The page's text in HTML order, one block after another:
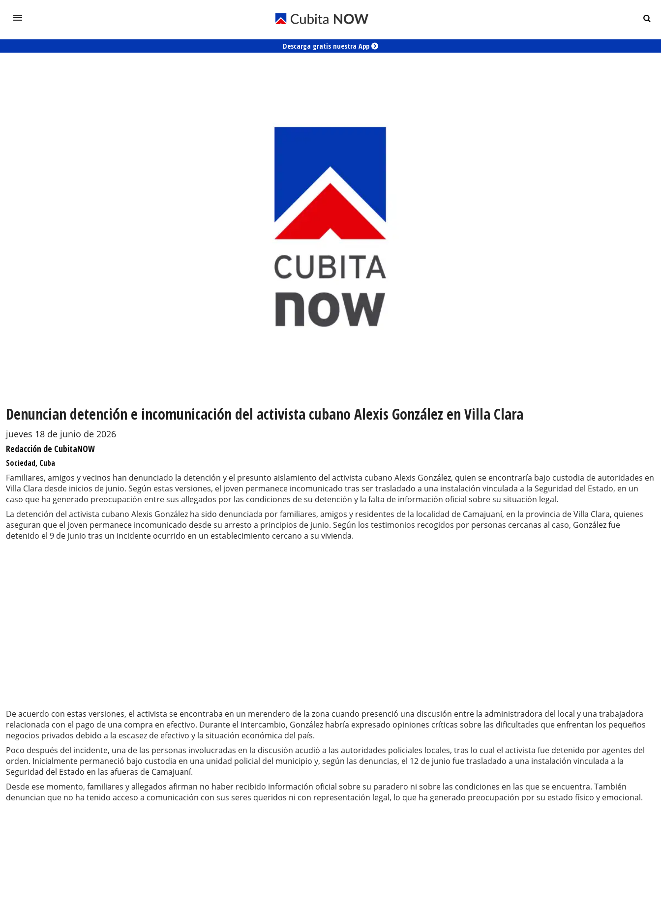
Descarga gratis nuestra App
Denuncian detención e incomunicación del activista cubano Alexis González en Villa Clara
jueves 18 de junio de 2026
Redacción de CubitaNOW
Sociedad, Cuba
Familiares, amigos y vecinos han denunciado la detención y el presunto aislamiento del activista cubano Alexis González, quien se encontraría bajo custodia de autoridades en
Villa Clara desde inicios de junio. Según estas versiones, el joven permanece incomunicado tras ser trasladado a una instalación vinculada a la Seguridad del Estado, en un
caso que ha generado preocupación entre sus allegados por las condiciones de su detención y la falta de información oficial sobre su situación legal.
La detención del activista cubano Alexis González ha sido denunciada por familiares, amigos y residentes de la localidad de Camajuaní, en la provincia de Villa Clara, quienes
aseguran que el joven permanece incomunicado desde su arresto a principios de junio. Según los testimonios recogidos por personas cercanas al caso, González fue
detenido el 9 de junio tras un incidente ocurrido en un establecimiento cercano a su vivienda.
De acuerdo con estas versiones, el activista se encontraba en un merendero de la zona cuando presenció una discusión entre la administradora del local y una trabajadora
relacionada con el pago de una compra en efectivo. Durante el intercambio, González habría expresado opiniones críticas sobre las dificultades que enfrentan los pequeños
negocios privados debido a la escasez de efectivo y la situación económica del país.
Poco después del incidente, una de las personas involucradas en la discusión acudió a las autoridades policiales locales, tras lo cual el activista fue detenido por agentes del
orden. Inicialmente permaneció bajo custodia en una unidad policial del municipio y, según las denuncias, el 12 de junio fue trasladado a una instalación vinculada a la
Seguridad del Estado en las afueras de Camajuaní.
Desde ese momento, familiares y allegados afirman no haber recibido información oficial sobre su paradero ni sobre las condiciones en las que se encuentra. También
denuncian que no ha tenido acceso a comunicación con sus seres queridos ni con representación legal, lo que ha generado preocupación por su estado físico y emocional.